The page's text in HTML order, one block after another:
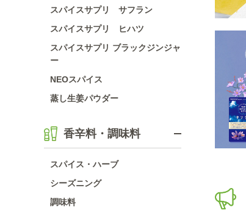
スパイスサプリ サフラン
スパイスサプリ ヒハツ
スパイスサプリ ブラックジンジャ
ー
NEOスパイス
蒸し生姜パウダー
香辛料・調味料
スパイス・ハーブ
シーズニング
調味料